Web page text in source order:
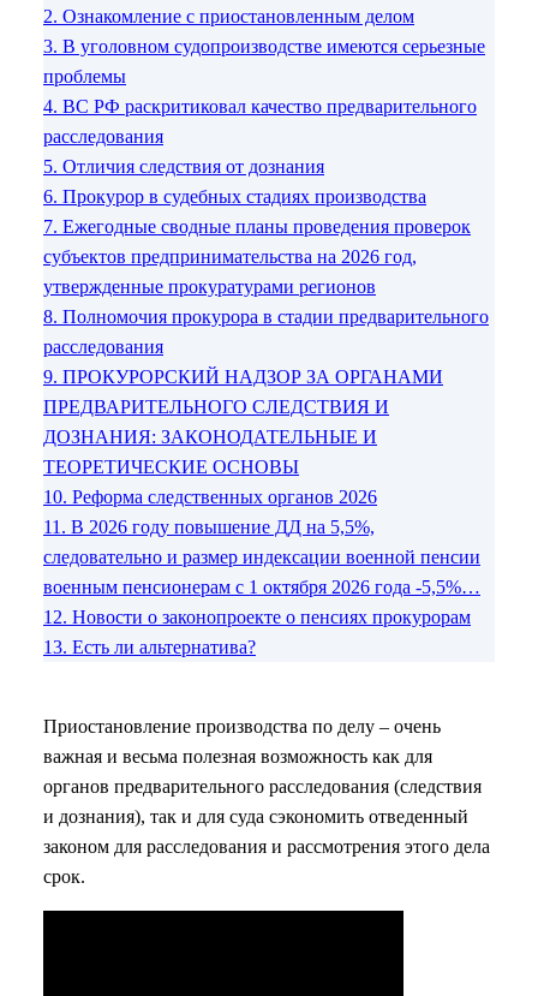
2. Ознакомление с приостановленным делом
3. В уголовном судопроизводстве имеются серьезные
проблемы
4. ВС РФ раскритиковал качество предварительного
расследования
5. Отличия следствия от дознания
6. Прокурор в судебных стадиях производства
7. Ежегодные сводные планы проведения проверок
субъектов предпринимательства на 2026 год,
утвержденные прокуратурами регионов
8. Полномочия прокурора в стадии предварительного
расследования
9. ПРОКУРОРСКИЙ НАДЗОР ЗА ОРГАНАМИ
ПРЕДВАРИТЕЛЬНОГО СЛЕДСТВИЯ И
ДОЗНАНИЯ: ЗАКОНОДАТЕЛЬНЫЕ И
ТЕОРЕТИЧЕСКИЕ ОСНОВЫ
10. Реформа следственных органов 2026
11. В 2026 году повышение ДД на 5,5%,
следовательно и размер индексации военной пенсии
военным пенсионерам с 1 октября 2026 года -5,5%…
12. Новости о законопроекте о пенсиях прокурорам
13. Есть ли альтернатива?
Приостановление производства по делу – очень
важная и весьма полезная возможность как для
органов предварительного расследования (следствия
и дознания), так и для суда сэкономить отведенный
законом для расследования и рассмотрения этого дела
срок.